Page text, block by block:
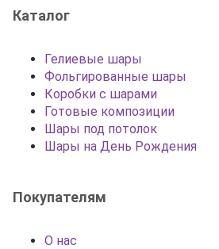
Каталог
Гелиевые шары
Фольгированные шары
Коробки с шарами
Готовые композиции
Шары под потолок
Шары на День Рождения
Покупателям
О нас